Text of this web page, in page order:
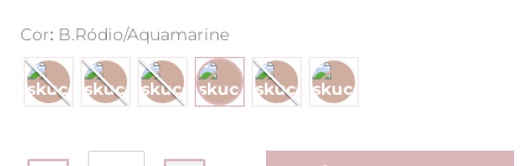
Cor: B.Ródio/Aquamarine